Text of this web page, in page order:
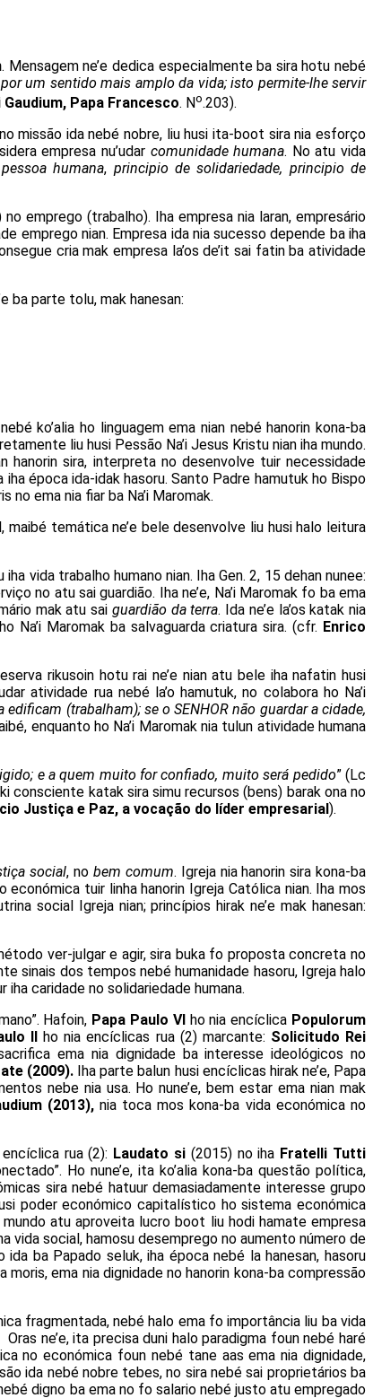
. Mensagem ne’e dedica especialmente ba sira hotu nebé
um sentido mais amplo da vida; isto permite-lhe servir
Gaudium, Papa Francesco. No.203).
missão ida nebé nobre, liu husi ita-boot sira nia esforço
empresa nu’udar comunidade humana. No atu vida
humana, principio de solidariedade, principio de
emprego (trabalho). Iha empresa nia laran, empresário
emprego nian. Empresa ida nia sucesso depende ba iha
cria mak empresa la’os de’it sai fatin ba atividade
ba parte tolu, mak hanesan:
ko’alia ho linguagem ema nian nebé hanorin kona-ba
liu husi Pessão Na’i Jesus Kristu nian iha mundo.
hanorin sira, interpreta no desenvolve tuir necessidade
época ida-idak hasoru. Santo Padre hamutuk ho Bispo
ema nia fiar ba Na’i Maromak.
temática ne’e bele desenvolve liu husi halo leitura
vida trabalho humano nian. Iha Gen. 2, 15 dehan nunee:
no atu sai guardião. Iha ne’e, Na’i Maromak fo ba ema
mak atu sai guardião da terra. Ida ne’e la’os katak nia
Na’i Maromak ba salvaguarda criatura sira. (cfr. Enrico
rikusoin hotu rai ne’e nian atu bele iha nafatin husi
atividade rua nebé la’o hamutuk, no colabora ho Na’i
(trabalham); se o SENHOR não guardar a cidade,
enquanto ho Na’i Maromak nia tulun atividade humana
e a quem muito for confiado, muito será pedido” (Lc
consciente katak sira simu recursos (bens) barak ona no
Justiça e Paz, a vocação do líder empresarial ).
social, no bem comum. Igreja nia hanorin sira kona-ba
tuir linha hanorin Igreja Católica nian. Iha mos
social Igreja nian; princípios hirak ne’e mak hanesan:
ver-julgar e agir, sira buka fo proposta concreta no
sinais dos tempos nebé humanidade hasoru, Igreja halo
caridade no solidariedade humana.
Hafoin, Papa Paulo VI ho nia encíclica Populorum
II ho nia encíclicas rua (2) marcante: Solicitudo Rei
ema nia dignidade ba interesse ideológicos no
(2009). Iha parte balun husi encíclicas hirak ne’e, Papa
nebe nia usa. Ho nune’e, bem estar ema nian mak
(2013), nia toca mos kona-ba vida económica no
rua (2): Laudato si (2015) no iha Fratelli Tutti
Ho nune’e, ita ko’alia kona-ba questão política,
sira nebé hatuur demasiadamente interesse grupo
poder económico capitalístico ho sistema económica
atu aproveita lucro boot liu hodi hamate empresa
vida social, hamosu desemprego no aumento número de
ba Papado seluk, iha época nebé la hanesan, hasoru
ema nia dignidade no hanorin kona-ba compressão
fragmentada, nebé halo ema fo importância liu ba vida
ne’e, ita precisa duni halo paradigma foun nebé haré
no económica foun nebé tane aas ema nia dignidade,
ida nebé nobre tebes, no sira nebé sai proprietários ba
digno ba ema no fo salario nebé justo atu empregado